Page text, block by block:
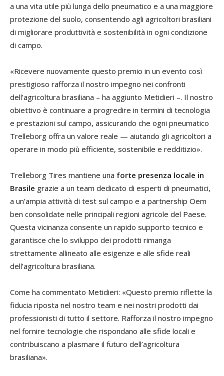
a una vita utile più lunga dello pneumatico e a una maggiore
protezione del suolo, consentendo agli agricoltori brasiliani
di migliorare produttività e sostenibilità in ogni condizione
di campo.
«Ricevere nuovamente questo premio in un evento così
prestigioso rafforza il nostro impegno nei confronti
dell’agricoltura brasiliana – ha aggiunto Metidieri –. Il nostro
obiettivo è continuare a progredire in termini di tecnologia
e prestazioni sul campo, assicurando che ogni pneumatico
Trelleborg offra un valore reale — aiutando gli agricoltori a
operare in modo più efficiente, sostenibile e redditizio».
Trelleborg Tires mantiene una forte presenza locale in
Brasile grazie a un team dedicato di esperti di pneumatici,
a un’ampia attività di test sul campo e a partnership Oem
ben consolidate nelle principali regioni agricole del Paese.
Questa vicinanza consente un rapido supporto tecnico e
garantisce che lo sviluppo dei prodotti rimanga
strettamente allineato alle esigenze e alle sfide reali
dell’agricoltura brasiliana.
Come ha commentato Metidieri: «Questo premio riflette la
fiducia riposta nel nostro team e nei nostri prodotti dai
professionisti di tutto il settore. Rafforza il nostro impegno
nel fornire tecnologie che rispondano alle sfide locali e
contribuiscano a plasmare il futuro dell’agricoltura
brasiliana».